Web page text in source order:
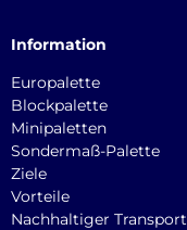
Information
Europalette
Blockpalette
Minipaletten
Sondermaß-Palette
Ziele
Vorteile
Nachhaltiger Transport